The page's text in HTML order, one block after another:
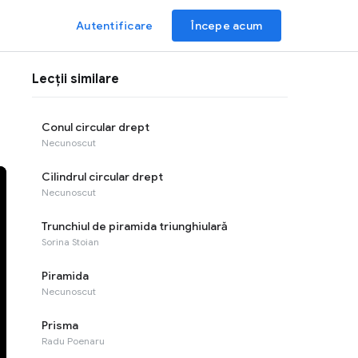
Autentificare Începe acum
Lecții similare
Conul circular drept
Necunoscut
Cilindrul circular drept
Necunoscut
Trunchiul de piramida triunghiulară
Sorina Stoian
Piramida
Necunoscut
Prisma
Radu Poenaru